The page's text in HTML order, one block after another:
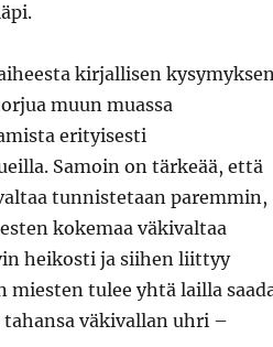
kirjallisen
muun muassa
erityisesti
Samoin on tärkeää, että
tunnistetaan paremmin,
kokemaa väkivaltaa
heikosti ja siihen liittyy
miesten tulee yhtä lailla
väkivallan uhri –